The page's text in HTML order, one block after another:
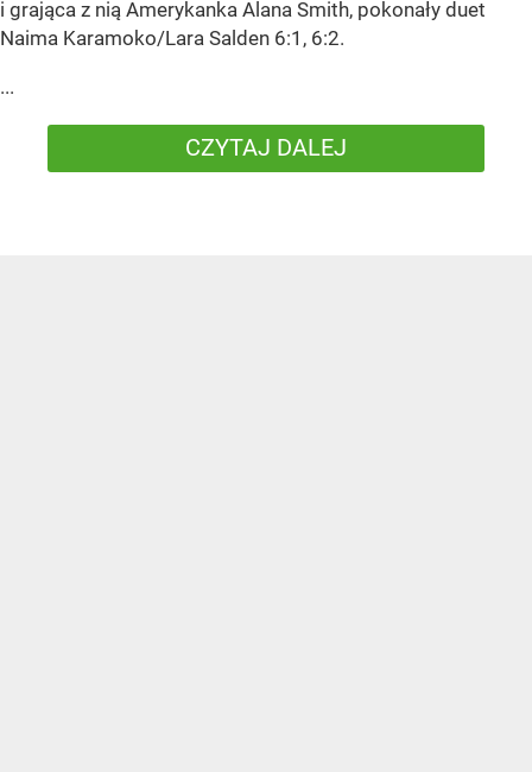
i grająca z nią Amerykanka Alana Smith, pokonały duet
Naima Karamoko/Lara Salden 6:1, 6:2.
...
CZYTAJ DALEJ